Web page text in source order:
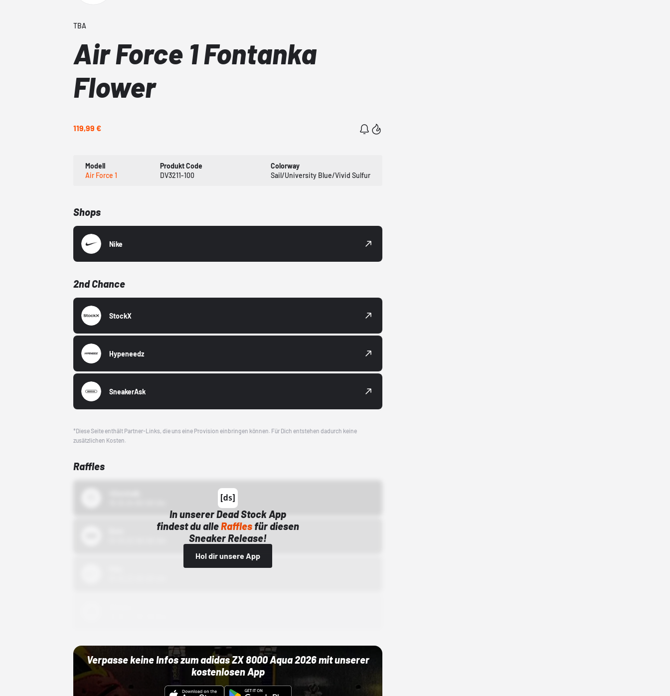
TBA
Air Force 1 Fontanka
Flower
119,99 €
Modell
Air Force 1
Produkt Code
DV3211-100
Colorway
Sail/University Blue/Vivid Sulfur
Shops
Nike
2nd Chance
StockX
Hypeneedz
SneakerAsk
*Diese Seite enthält Partner-Links, die uns eine Provision einbringen können. Für Dich entstehen dadurch keine
zusätzlichen Kosten.
Raffles
In unserer Dead Stock App
findest du alleRaffles für diesen
Sneaker Release!
Hol dir unsere App
Verpasse keine Infos zum adidas ZX 8000 Aqua 2026 mit unserer
kostenlosen App